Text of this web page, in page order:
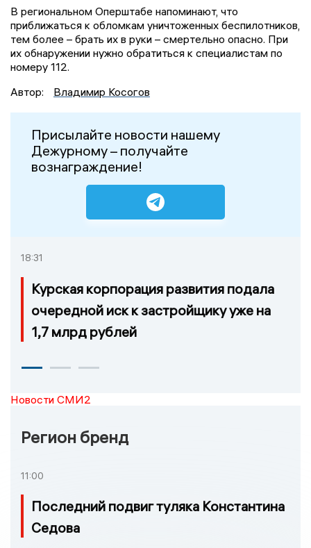
В региональном Оперштабе напоминают, что
приближаться к обломкам уничтоженных беспилотников,
тем более – брать их в руки – смертельно опасно. При
их обнаружении нужно обратиться к специалистам по
номеру 112.
Автор:
Владимир Косогов
Присылайте новости нашему
Дежурному – получайте
вознаграждение!
18:31
Курская корпорация развития подала
очередной иск к застройщику уже на
1,7 млрд рублей
Новости СМИ2
Регион бренд
11:00
Последний подвиг туляка Константина
Седова